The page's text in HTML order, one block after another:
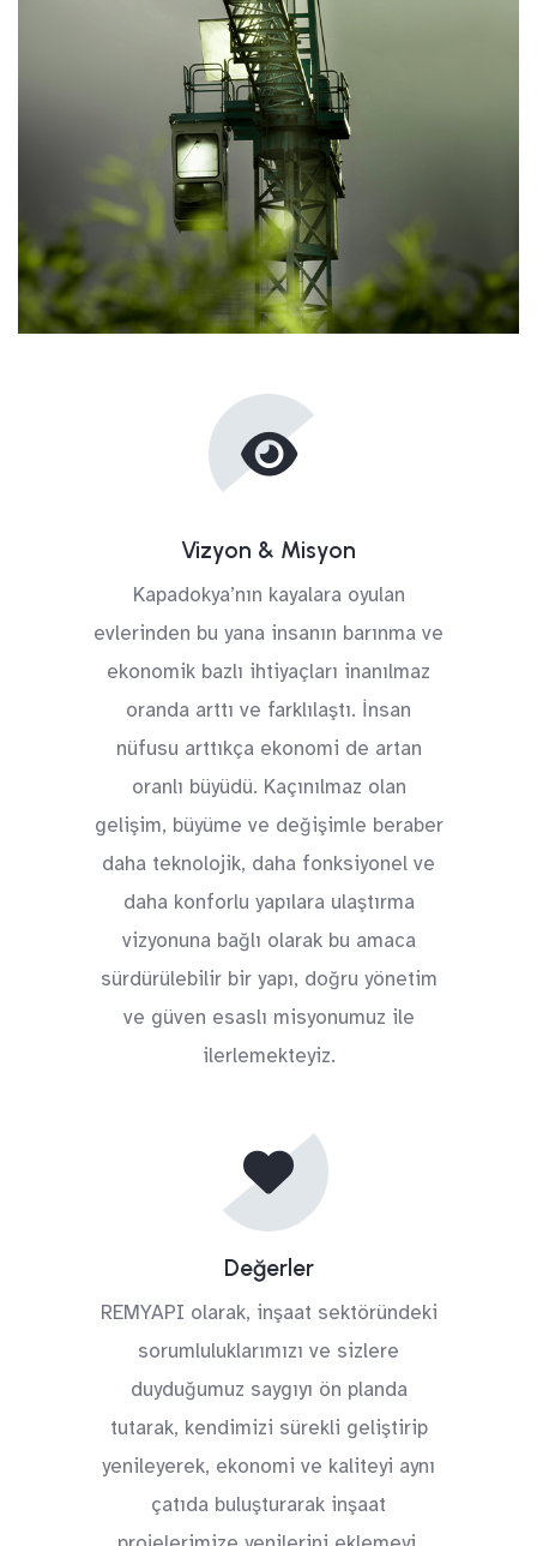
Vizyon & Misyon
Kapadokya’nın kayalara oyulan
evlerinden bu yana insanın barınma ve
ekonomik bazlı ihtiyaçları inanılmaz
oranda arttı ve farklılaştı. İnsan
nüfusu arttıkça ekonomi de artan
oranlı büyüdü. Kaçınılmaz olan
gelişim, büyüme ve değişimle beraber
daha teknolojik, daha fonksiyonel ve
daha konforlu yapılara ulaştırma
vizyonuna bağlı olarak bu amaca
sürdürülebilir bir yapı, doğru yönetim
ve güven esaslı misyonumuz ile
ilerlemekteyiz.
Değerler
REMYAPI olarak, inşaat sektöründeki
sorumluluklarımızı ve sizlere
duyduğumuz saygıyı ön planda
tutarak, kendimizi sürekli geliştirip
yenileyerek, ekonomi ve kaliteyi aynı
çatıda buluşturarak inşaat